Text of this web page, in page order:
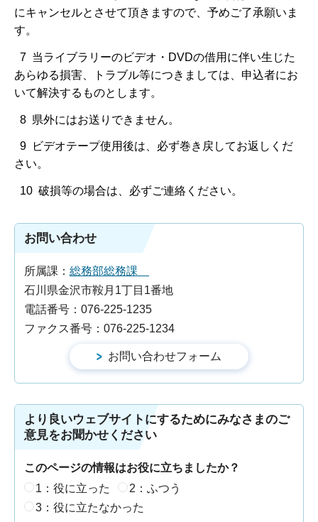
にキャンセルとさせて頂きますので、予めご了承願いま
す。
7 当ライブラリーのビデオ・DVDの借用に伴い生じた
あらゆる損害、トラブル等につきましては、申込者にお
いて解決するものとします。
8 県外にはお送りできません。
9 ビデオテープ使用後は、必ず巻き戻してお返しくだ
さい。
10 破損等の場合は、必ずご連絡ください。
お問い合わせ
所属課： 総務部総務課
石川県金沢市鞍月1丁目1番地
電話番号：076-225-1235
ファクス番号：076-225-1234
より良いウェブサイトにするためにみなさまのご
意見をお聞かせください
このページの情報はお役に立ちましたか？
1：役に立った
2：ふつう
3：役に立たなかった